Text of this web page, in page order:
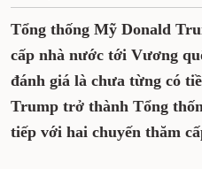
Tổng thống Mỹ Donald
cấp nhà nước tới Vương
đánh giá là chưa từng có
Trump trở thành Tổng
tiếp với hai chuyến thăm